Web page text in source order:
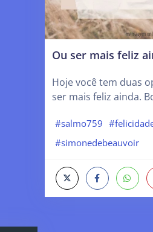
Ou ser mais feliz
Hoje você tem duas
ser mais feliz ainda.
#salmo759
#simonedebeauvoir